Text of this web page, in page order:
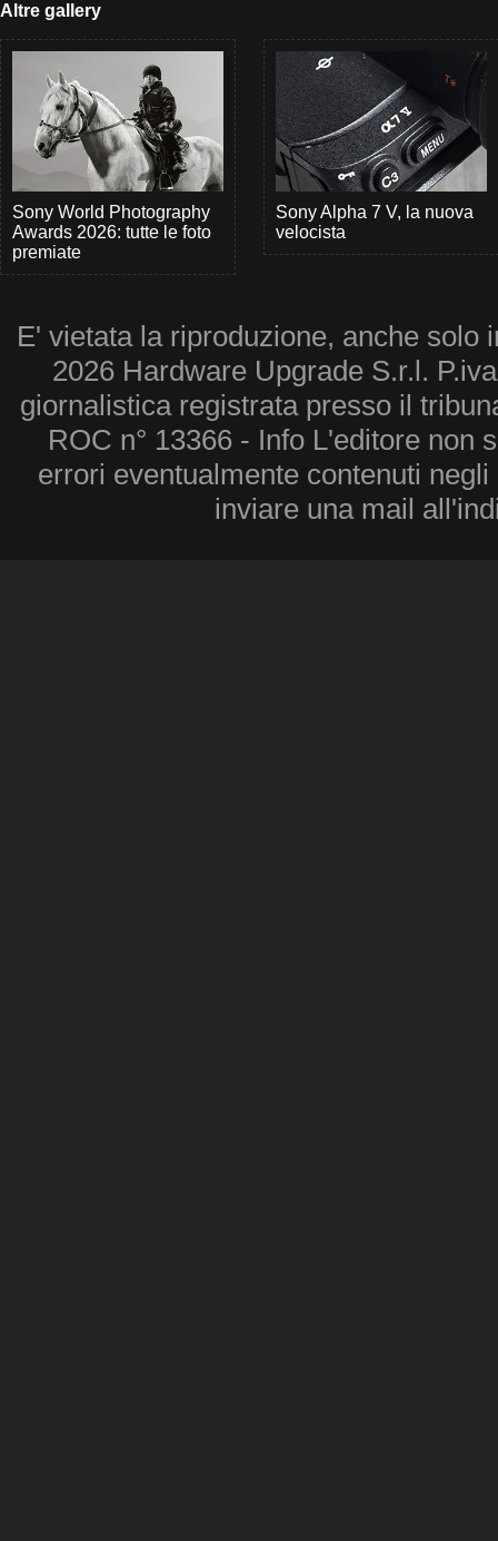
Altre gallery
Sony World Photography
Awards 2026: tutte le foto
premiate
Sony Alpha 7 V, la nuova
velocista
E' vietata la riproduzione, anche solo
2026 Hardware Upgrade S.r.l.
giornalistica registrata presso il
ROC n° 13366 - Info L'editore non
errori eventualmente contenuti
inviare una mail